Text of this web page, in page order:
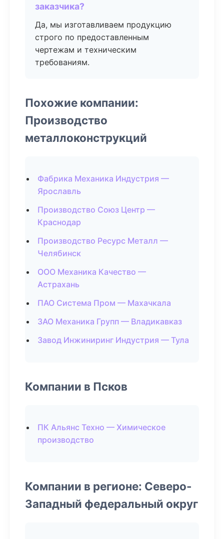
заказчика?
Да, мы изготавливаем продукцию
строго по предоставленным
чертежам и техническим
требованиям.
Похожие компании:
Производство
металлоконструкций
Фабрика Механика Индустрия —
Ярославль
Производство Союз Центр —
Краснодар
Производство Ресурс Металл —
Челябинск
ООО Механика Качество —
Астрахань
ПАО Система Пром — Махачкала
ЗАО Механика Групп — Владикавказ
Завод Инжиниринг Индустрия — Тула
Компании в Псков
ПК Альянс Техно — Химическое
производство
Компании в регионе: Северо-
Западный федеральный округ